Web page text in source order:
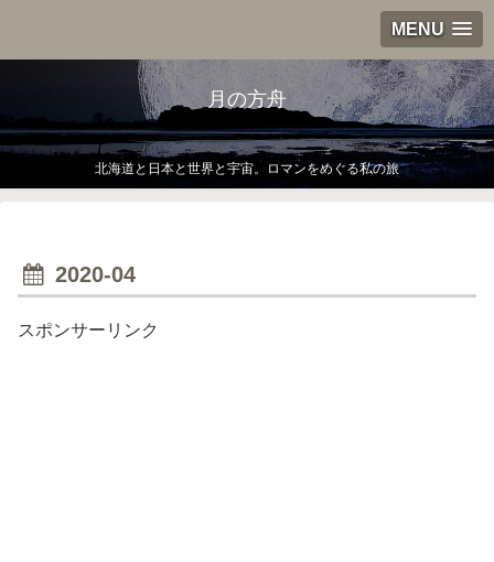
MENU
月の方舟
北海道と日本と世界と宇宙。ロマンをめぐる私の旅
2020-04
スポンサーリンク